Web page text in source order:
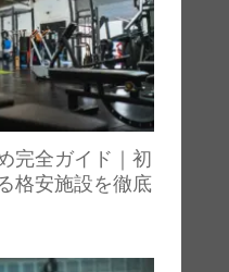
完全ガイド｜初
格安施設を徹底